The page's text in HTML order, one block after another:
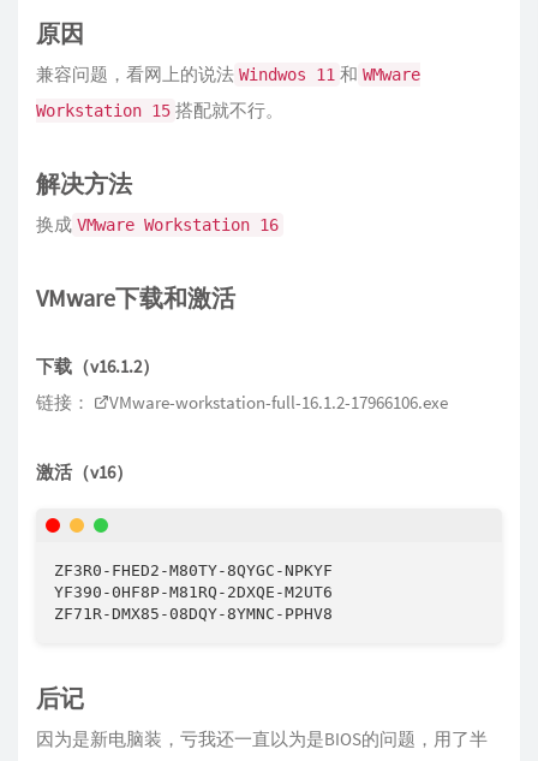
原因
兼容问题，看网上的说法 Windwos 11 和 WMware
Workstation 15 搭配就不行。
解决方法
换成 VMware Workstation 16
VMware下载和激活
下载（v16.1.2）
链接：
VMware-workstation-full-16.1.2-17966106.exe
激活（v16）
ZF3R0-FHED2-M80TY-8QYGC-NPKYF
YF390-0HF8P-M81RQ-2DXQE-M2UT6
ZF71R-DMX85-08DQY-8YMNC-PPHV8
后记
因为是新电脑装，亏我还一直以为是BIOS的问题，用了半